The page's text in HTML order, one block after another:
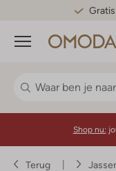
Menu
Shop nu:
Terug